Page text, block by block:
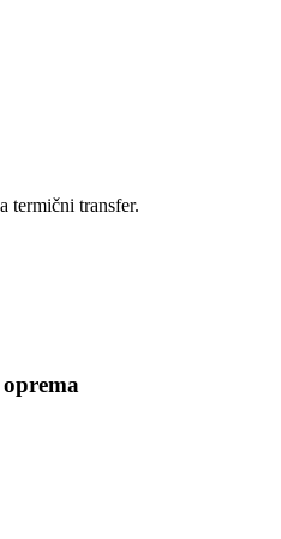
termični transfer.